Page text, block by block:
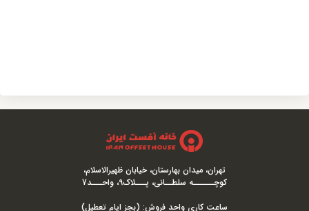
تهران، میدان بهارستان، خیابان ظهیرالاسلام،
کوچــــــه سلطــانی، پـــلاک9، واحـــد7
ساعت کاری واحد فروش: (بجز ایام تعطیل)